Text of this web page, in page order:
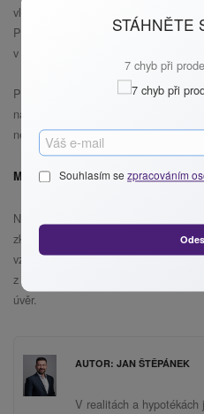
vlastnické právo k pozemku a
Potřebovat budete i vyjádření od
v místě, kde bude mobilní dům stát.
Po kladném vyřízení územního
na pozemek a užívat. Není třeba
nemovitostí.Docela jednoduché.
Mobilní domy s hypotékou
Na trhu se ale začínají objevovat i
zkolaudovat a získat na ně číslo
vztahují i předpisy ohledně daně z
z nemovitých věcí. Zároveň je možné
úvěr.
AUTOR: JAN ŠTĚPÁNEK
V realitách a
STÁHNĚTE
7 chyb při
Souhlasím se zpracováním